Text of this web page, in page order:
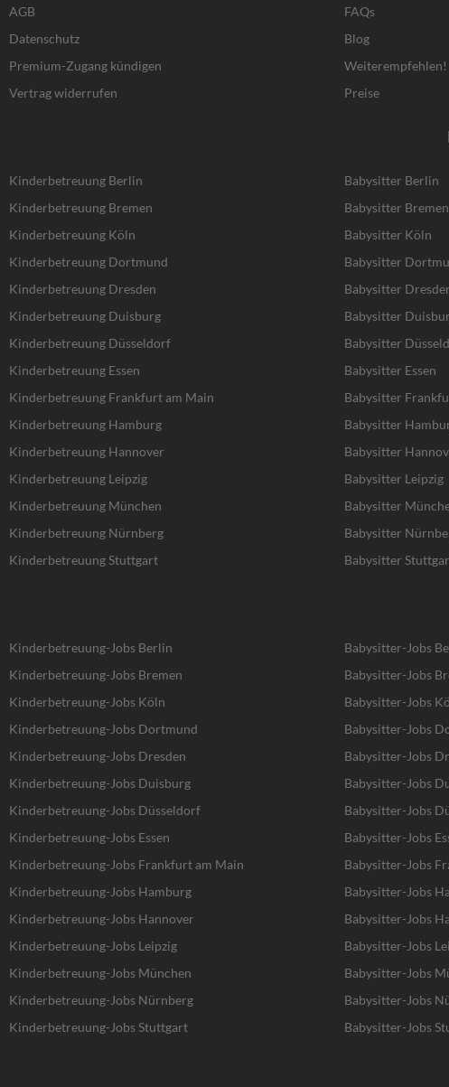
o
k
-
f
a
m
AGB
Datenschutz
Premium-Zugang kündigen
Vertrag widerrufen
FAQs
Blog
Weiterempfehlen!
Preise
Kinderbetreuung Berlin
Kinderbetreuung Bremen
Kinderbetreuung Köln
Kinderbetreuung Dortmund
Kinderbetreuung Dresden
Kinderbetreuung Duisburg
Kinderbetreuung Düsseldorf
Kinderbetreuung Essen
Kinderbetreuung Frankfurt am Main
Kinderbetreuung Hamburg
Kinderbetreuung Hannover
Kinderbetreuung Leipzig
Kinderbetreuung München
Kinderbetreuung Nürnberg
Kinderbetreuung Stuttgart
Babysitter Berlin
Babysitter Bremen
Babysitter Köln
Babysitter
Babysitter
Babysitter
Babysitter
Babysitter Essen
Babysitter
Babysitter
Babysitter
Babysitter Leipzig
Babysitter
Babysitter
Babysitter
Kinderbetreuung-Jobs Berlin
Kinderbetreuung-Jobs Bremen
Kinderbetreuung-Jobs Köln
Kinderbetreuung-Jobs Dortmund
Kinderbetreuung-Jobs Dresden
Kinderbetreuung-Jobs Duisburg
Kinderbetreuung-Jobs Düsseldorf
Kinderbetreuung-Jobs Essen
Kinderbetreuung-Jobs Frankfurt am Main
Kinderbetreuung-Jobs Hamburg
Kinderbetreuung-Jobs Hannover
Kinderbetreuung-Jobs Leipzig
Kinderbetreuung-Jobs München
Kinderbetreuung-Jobs Nürnberg
Kinderbetreuung-Jobs Stuttgart
Babysitter-Jobs
Babysitter-Jobs
Babysitter-Jobs
Babysitter-Jobs
Babysitter-Jobs
Babysitter-Jobs
Babysitter-Jobs
Babysitter-Jobs
Babysitter-Jobs
Babysitter-Jobs
Babysitter-Jobs
Babysitter-Jobs
Babysitter-Jobs
Babysitter-Jobs
Babysitter-Jobs